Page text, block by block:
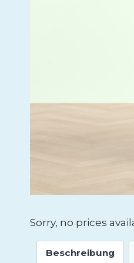
Sorry, no prices
Beschreibung